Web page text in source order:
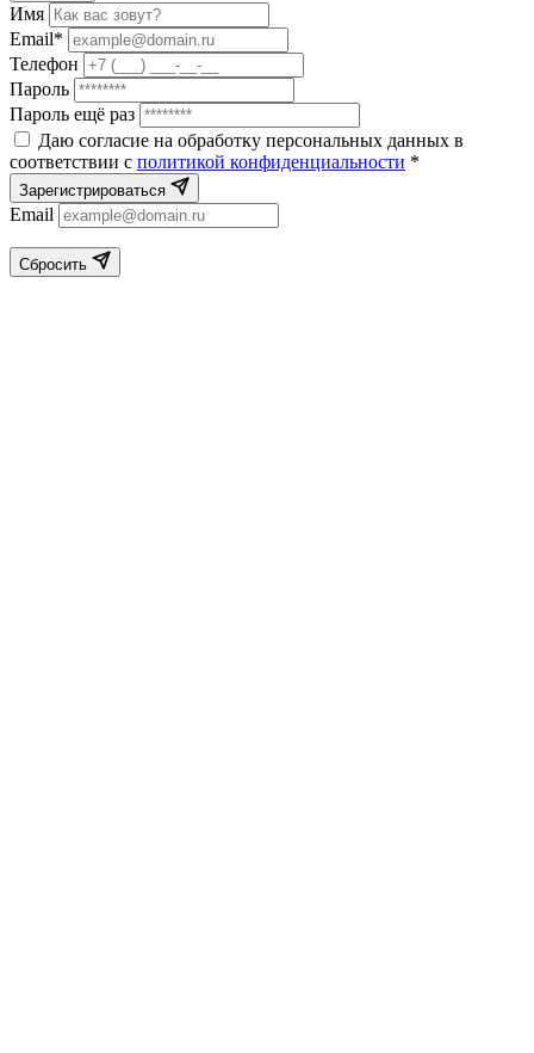
Имя
Email*
Телефон
Пароль
Пароль ещё раз
Даю согласие на обработку персональных данных в
соответствии с политикой конфиденциальности *
Зарегистрироваться
Email
Сбросить